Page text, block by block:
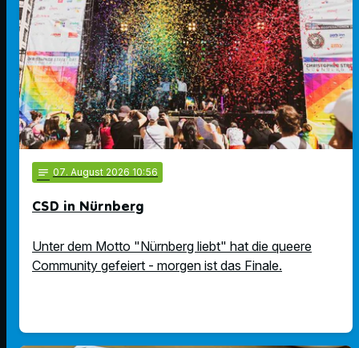
notes 07. August 2026 10:56
CSD in Nürnberg
Unter dem Motto "Nürnberg liebt" hat die queere
Community gefeiert - morgen ist das Finale.